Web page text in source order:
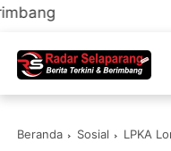
Beranda Sosial
LPKA